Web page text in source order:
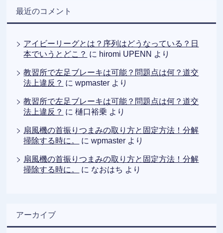
最近のコメント
アイビーリーグとは？序列はどうなっている？日
本でいうとどこ？ に hiromi UPENN より
教習所で左足ブレーキは可能？問題点は何？道交
法上違反？ にwpmaster より
教習所で左足ブレーキは可能？問題点は何？道交
法上違反？ に樋口裕乗 より
扇風機の首振りつまみの取り方と固定方法！分解
掃除する時に。
にwpmaster より
扇風機の首振りつまみの取り方と固定方法！分解
掃除する時に。
に なおはち より
アーカイブ